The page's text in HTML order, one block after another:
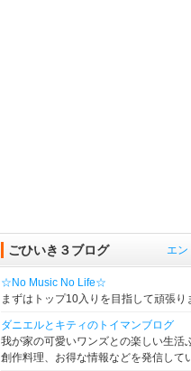
エン
ごひいき３ブログ
☆No Music No Life☆
まずはトップ10入りを目指して頑張り
ダニエルとキティのトイマンブログ
我が家の可愛いワンズとの楽しい生活
創作料理、お得な情報などを発信して